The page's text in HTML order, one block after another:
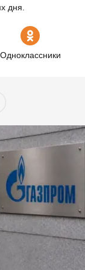
дня.
Одноклассники